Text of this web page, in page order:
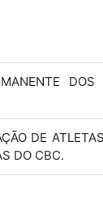
DE
DO CBC.